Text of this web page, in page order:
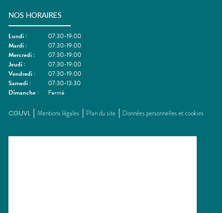
NOS HORAIRES
Lundi :
07:30-19:00
Mardi :
07:30-19:00
Mercredi :
07:30-19:00
Jeudi :
07:30-19:00
Vendredi :
07:30-19:00
Samedi :
07:30-13:30
Dimanche : Fermé
CGUVL Mentions légales Plan du site Données personnelles et cookies